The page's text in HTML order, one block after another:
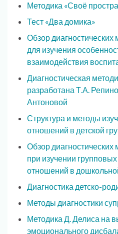
Методика «Своё
Тест «Два домика»
Обзор диагностических
для изучения
взаимодействия
Диагностическая
разработана Т.А.
Антоновой
Структура и методы
отношений в детской
Обзор диагностических
при изучении
отношений в
Диагностика детско-
Методы диагностики
Методика Д. Делиса на
эмоционального